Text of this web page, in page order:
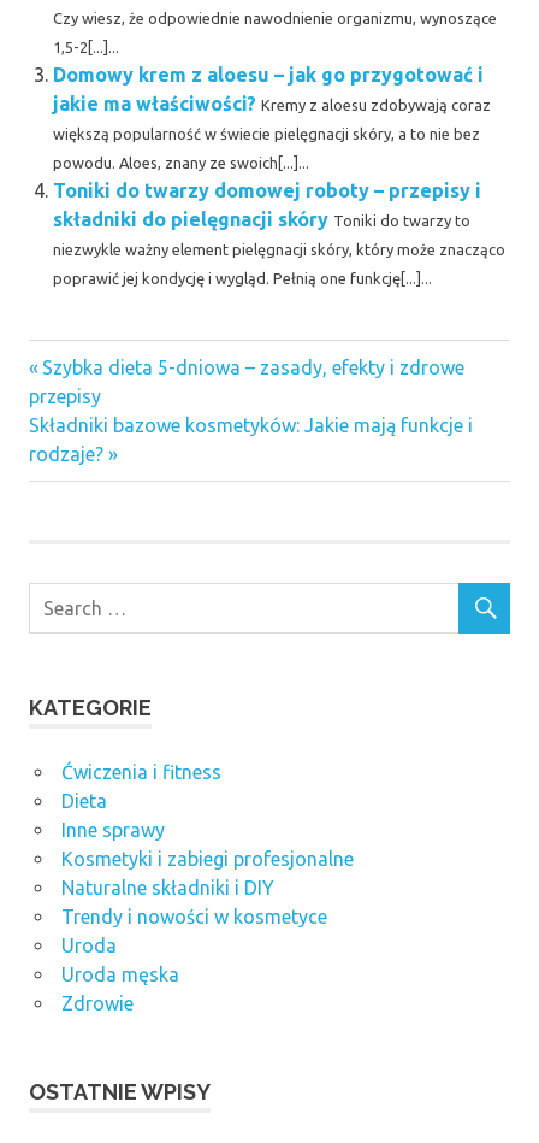
Czy wiesz, że odpowiednie nawodnienie organizmu, wynoszące
1,5-2[...]...
Domowy krem z aloesu – jak go przygotować i
jakie ma właściwości? Kremy z aloesu zdobywają coraz
większą popularność w świecie pielęgnacji skóry, a to nie bez
powodu. Aloes, znany ze swoich[...]...
Toniki do twarzy domowej roboty – przepisy i
składniki do pielęgnacji skóry Toniki do twarzy to
niezwykle ważny element pielęgnacji skóry, który może znacząco
poprawić jej kondycję i wygląd. Pełnią one funkcję[...]...
Nawigacja
wpisu
Previous
Post:
Szybka dieta 5-dniowa – zasady, efekty i zdrowe
przepisy
Next
Post:
Składniki bazowe kosmetyków: Jakie mają funkcje i
rodzaje?
KATEGORIE
Ćwiczenia i fitness
Dieta
Inne sprawy
Kosmetyki i zabiegi profesjonalne
Naturalne składniki i DIY
Trendy i nowości w kosmetyce
Uroda
Uroda męska
Zdrowie
OSTATNIE WPISY